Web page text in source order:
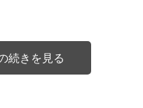
続きを見る